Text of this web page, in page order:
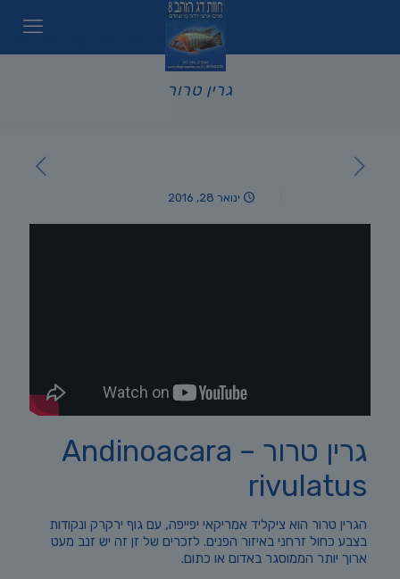
גרין טרור
ינואר 28, 2016
גרין טרור – Andinoacara
rivulatus
הגרין טרור הוא ציקליד אמריקאי יפייפה, עם גוף ירקרק ונקודות
בצבע כחול זרחני באיזור הפנים. לזכרים של זן זה יש זנב מעט
ארוך יותר הממוסגר באדום או כתום.